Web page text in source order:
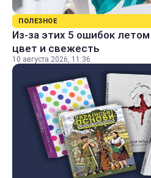
ПОЛЕЗНОЕ
Из-за этих 5 ошибок
цвет и свежесть
10 августа 2026, 11:36